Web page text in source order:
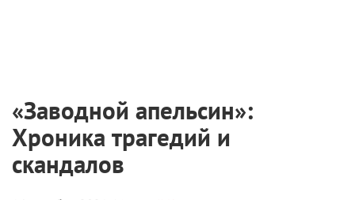
«Заводной апельсин»:
Хроника трагедий и
скандалов